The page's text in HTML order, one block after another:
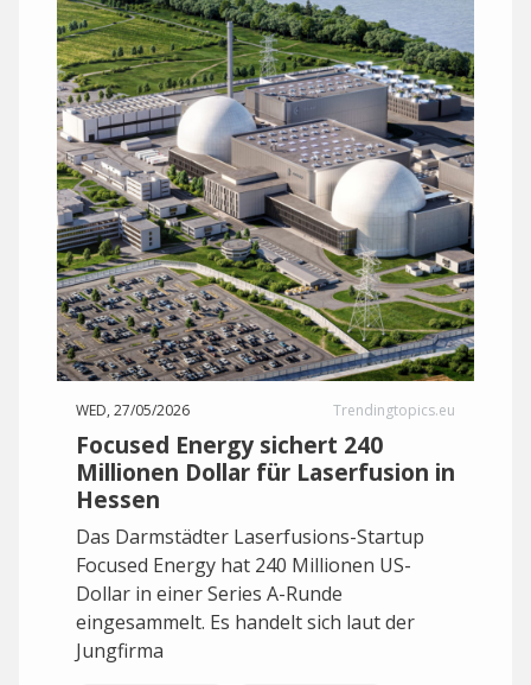
WED, 27/05/2026 Trendingtopics.eu
Focused Energy sichert 240
Millionen Dollar für Laserfusion in
Hessen
Das Darmstädter Laserfusions-Startup
Focused Energy hat 240 Millionen US-
Dollar in einer Series A-Runde
eingesammelt. Es handelt sich laut der
Jungfirma